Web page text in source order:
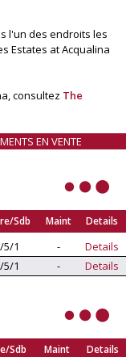
l'un des endroits les
Estates at Acqualina
consultez The
EN VENTE
Sdb Maint Details
5/1 -
Details
5/1 - Details
Sdb Maint Details